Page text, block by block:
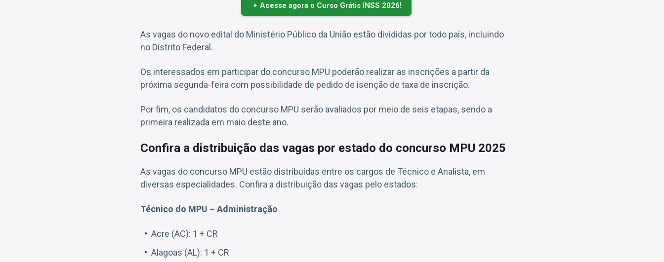
Acesse agora o Curso Grátis INSS 2026!
As vagas do novo edital do Ministério Público da União estão divididas por todo país, incluindo
no Distrito Federal.
Os interessados em participar do concurso MPU poderão realizar as inscrições a partir da
próxima segunda-feira com possibilidade de pedido de isenção de taxa de inscrição.
Por fim, os candidatos do concurso MPU serão avaliados por meio de seis etapas, sendo a
primeira realizada em maio deste ano.
Confira a distribuição das vagas por estado do concurso MPU 2025
As vagas do concurso MPU estão distribuídas entre os cargos de Técnico e Analista, em
diversas especialidades. Confira a distribuição das vagas pelo estados:
Técnico do MPU – Administração
Acre (AC): 1 + CR
Alagoas (AL): 1 + CR